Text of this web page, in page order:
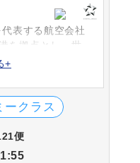
表する航空会社
を拠点とし、世
本へは成田や羽
の航空会社とも
+
ークラス
便